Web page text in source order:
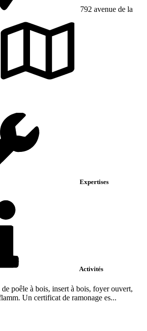
792 avenue de la
Expertises
Activités
poêle à bois, insert à bois, foyer ouvert,
Un certificat de ramonage es...